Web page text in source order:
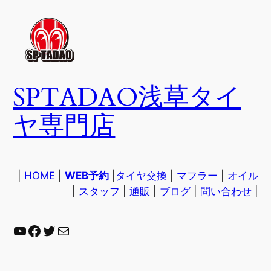
ッ
プSPTADAO浅草タイ
ヤ専門店
HOME WEB予約| タイヤ交換 マフラー
オイル
スタッフ 通販 ブログ| 問い合わせ
YouTube
Facebook
Twitter
Mail